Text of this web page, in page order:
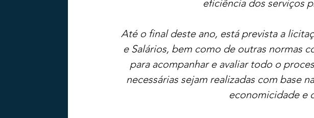
eficiência dos serviços
Até o final deste ano, está prevista a
e Salários, bem como de outras normas
para acompanhar e avaliar todo o
necessárias sejam realizadas com base
economicidade e